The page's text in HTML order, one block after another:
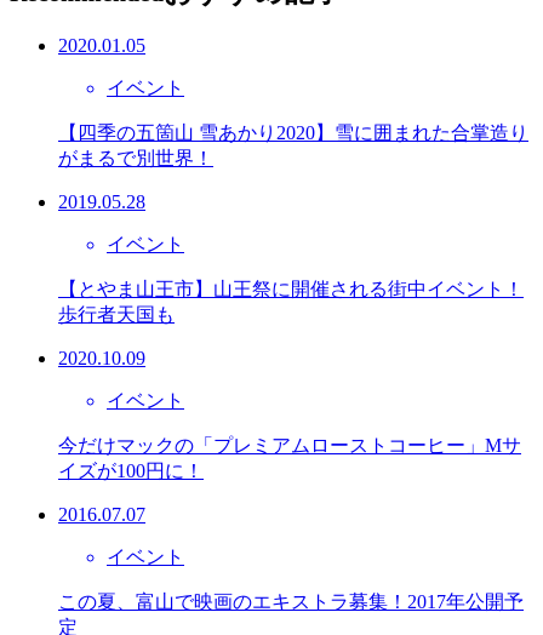
2020.01.05
イベント
【四季の五箇山 雪あかり2020】雪に囲まれた合掌造り
がまるで別世界！
2019.05.28
イベント
【とやま山王市】山王祭に開催される街中イベント！
歩行者天国も
2020.10.09
イベント
今だけマックの「プレミアムローストコーヒー」Mサ
イズが100円に！
2016.07.07
イベント
この夏、富山で映画のエキストラ募集！2017年公開予
定